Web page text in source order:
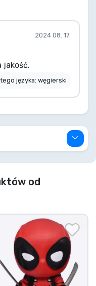
2024 08. 17.
jakość.
języka: węgierski
od